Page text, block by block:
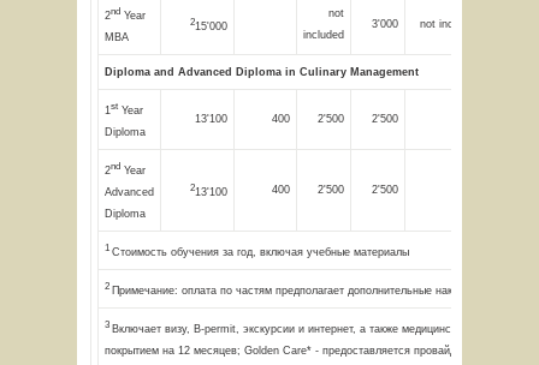
2ndYear
MBA
215'000
not
included
3'000 not included
Diploma and Advanced Diploma in Culinary Management
1stYear
Diploma
13'100 400 2'500 2'500
2ndYear
Advanced
Diploma
213'100 400 2'500 2'500
1 Стоимость обучения за год, включая учебные материалы
2 Примечание: оплата по частям предполагает дополнительные накладные расходы
3 Включает визу, B-permit, экскурсии и интернет, а также медицинскую страховку с
покрытием на 12 месяцев; Golden Care* - предоставляется провайдером